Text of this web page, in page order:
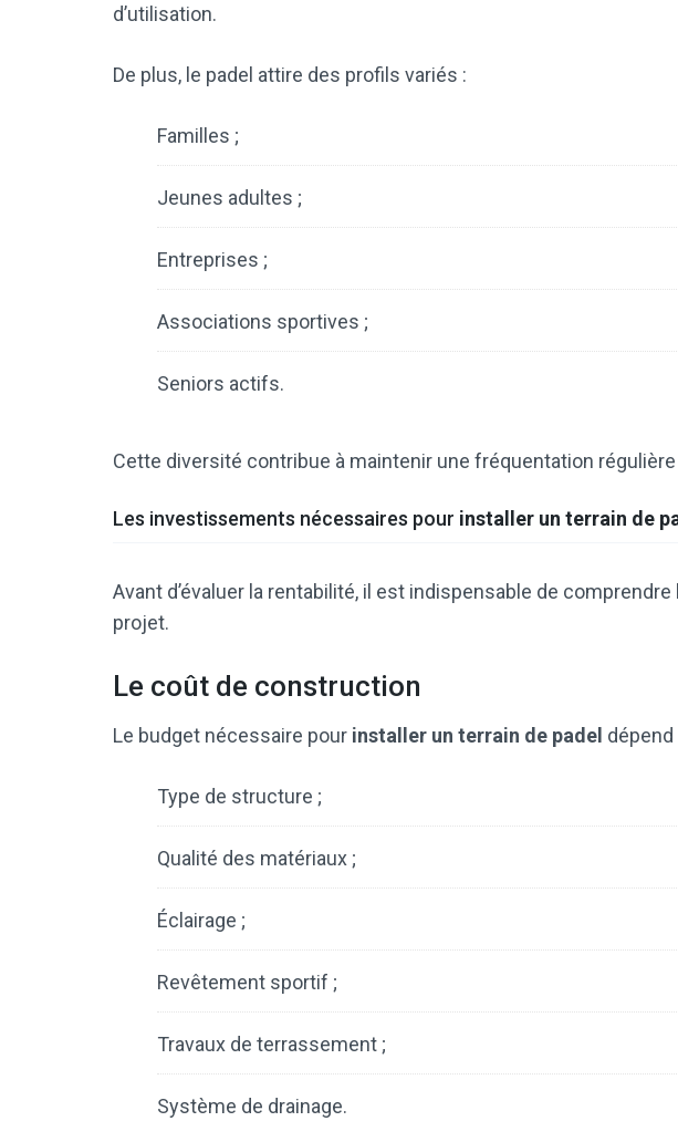
d’utilisation.
De plus, le padel attire des profils variés :
Familles ;
Jeunes adultes ;
Entreprises ;
Associations sportives ;
Seniors actifs.
Cette diversité contribue à maintenir une fréquentation régulière
Les investissements nécessaires pour installer un terrain de
Avant d’évaluer la rentabilité, il est indispensable de
projet.
Le coût de construction
Le budget nécessaire pour installer un terrain de padel
Type de structure ;
Qualité des matériaux ;
Éclairage ;
Revêtement sportif ;
Travaux de terrassement ;
Système de drainage.